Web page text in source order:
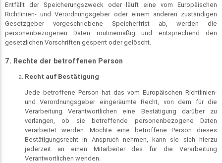
Entfällt der Speicherungszweck oder läuft eine vom Europäischen
Richtlinien- und Verordnungsgeber oder einem anderen zuständigen
Gesetzgeber vorgeschriebene Speicherfrist ab, werden die
personenbezogenen Daten routinemäßig und entsprechend den
gesetzlichen Vorschriften gesperrt oder gelöscht.
7. Rechte der betroffenen Person
Recht auf Bestätigung
Jede betroffene Person hat das vom Europäischen Richtlinien-
und Verordnungsgeber eingeräumte Recht, von dem für die
Verarbeitung Verantwortlichen eine Bestätigung darüber zu
verlangen, ob sie betreffende personenbezogene Daten
verarbeitet werden. Möchte eine betroffene Person dieses
Bestätigungsrecht in Anspruch nehmen, kann sie sich hierzu
jederzeit an einen Mitarbeiter des für die Verarbeitung
Verantwortlichen wenden.